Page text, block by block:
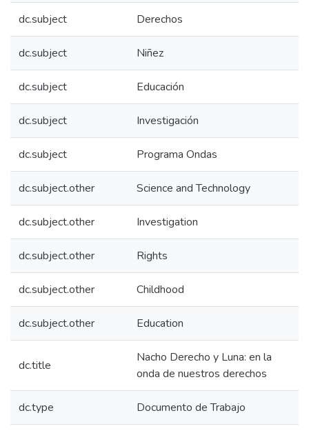
dc.subject Derechos
dc.subject Niñez
dc.subject Educación
dc.subject Investigación
dc.subject Programa Ondas
dc.subject.other Science and Technology
dc.subject.other Investigation
dc.subject.other Rights
dc.subject.other Childhood
dc.subject.other Education
dc.title
Nacho Derecho y Luna: en la
onda de nuestros derechos
dc.type Documento de Trabajo